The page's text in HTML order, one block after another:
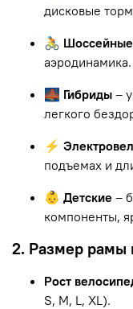
дисковые
🚴 Шоссейные
аэродинамика.
🌉 Гибриды –
легкого
⚡
подъемах и
👶 Детские –
компоненты,
2. Размер рамы
Рост
S, M, L, XL).